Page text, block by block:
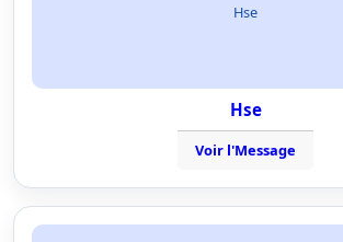
Hse
Hse
Voir l'Message